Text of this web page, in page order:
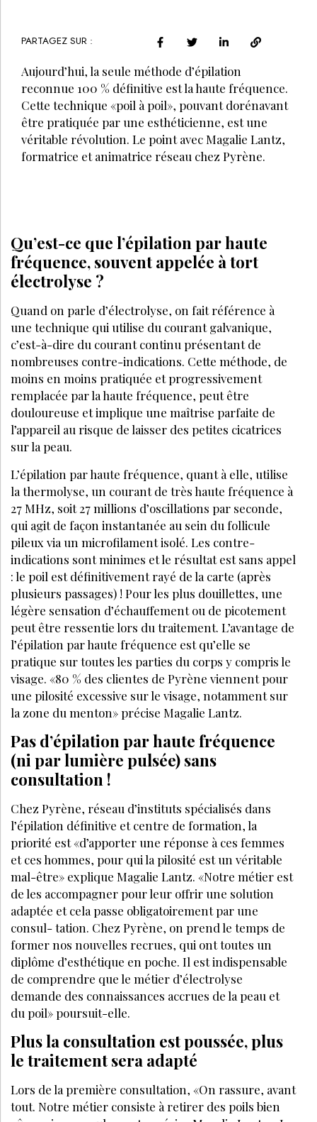
PARTAGEZ SUR :
Aujourd’hui, la seule méthode d’épilation
reconnue 100 % définitive est la haute fréquence.
Cette technique «poil à poil», pouvant dorénavant
être pratiquée par une esthéticienne, est une
véritable révolution. Le point avec Magalie Lantz,
formatrice et animatrice réseau chez Pyrène.
Qu’est-ce que l’épilation par haute
fréquence, souvent appelée à tort
électrolyse ?
Quand on parle d’électrolyse, on fait référence à
une technique qui utilise du courant galvanique,
c’est-à-dire du courant continu présentant de
nombreuses contre-indications. Cette méthode, de
moins en moins pratiquée et progressivement
remplacée par la haute fréquence, peut être
douloureuse et implique une maîtrise parfaite de
l’appareil au risque de laisser des petites cicatrices
sur la peau.
L’épilation par haute fréquence, quant à elle, utilise
la thermolyse, un courant de très haute fréquence à
27 MHz, soit 27 millions d’oscillations par seconde,
qui agit de façon instantanée au sein du follicule
pileux via un microfilament isolé. Les contre-
indications sont minimes et le résultat est sans appel
: le poil est définitivement rayé de la carte (après
plusieurs passages) ! Pour les plus douillettes, une
légère sensation d’échauffement ou de picotement
peut être ressentie lors du traitement. L’avantage de
l’épilation par haute fréquence est qu’elle se
pratique sur toutes les parties du corps y compris le
visage. «80 % des clientes de Pyrène viennent pour
une pilosité excessive sur le visage, notamment sur
la zone du menton» précise Magalie Lantz.
Pas d’épilation par haute fréquence
(ni par lumière pulsée) sans
consultation !
Chez Pyrène, réseau d’instituts spécialisés dans
l’épilation définitive et centre de formation, la
priorité est «d’apporter une réponse à ces femmes
et ces hommes, pour qui la pilosité est un véritable
mal-être» explique Magalie Lantz. «Notre métier est
de les accompagner pour leur offrir une solution
adaptée et cela passe obligatoirement par une
consul- tation. Chez Pyrène, on prend le temps de
former nos nouvelles recrues, qui ont toutes un
diplôme d’esthétique en poche. Il est indispensable
de comprendre que le métier d’électrolyse
demande des connaissances accrues de la peau et
du poil» poursuit-elle.
Plus la consultation est poussée, plus
le traitement sera adapté
Lors de la première consultation, «On rassure, avant
tout. Notre métier consiste à retirer des poils bien